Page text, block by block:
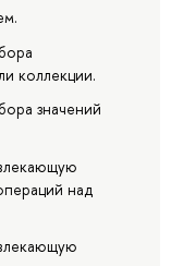
коллекции.
значений
над